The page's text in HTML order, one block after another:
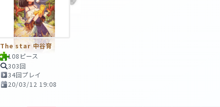
The star 中谷育
108ピース
303回
34回プレイ
20/03/12 19:08